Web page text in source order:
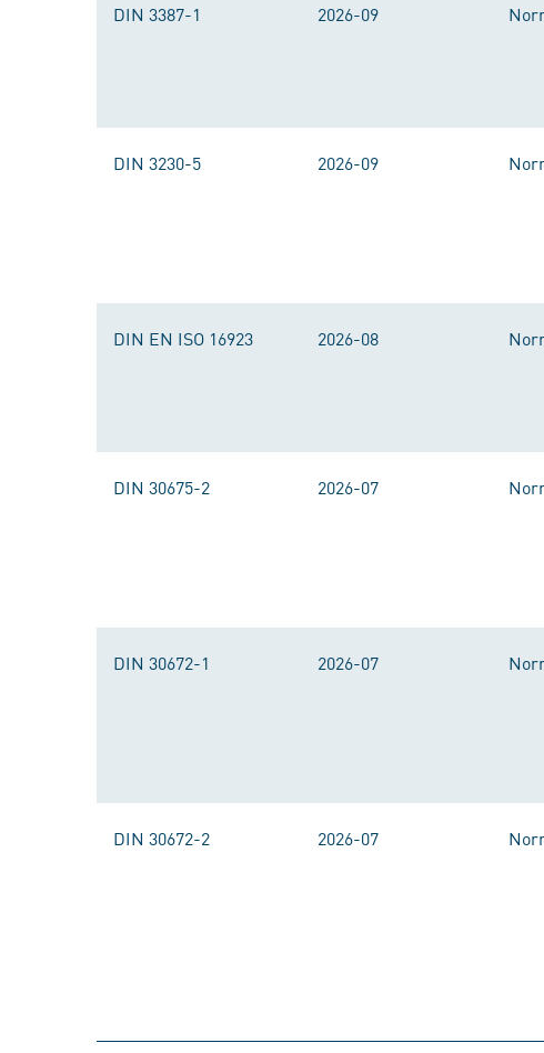
DIN 3387-1 2026-09
DIN 3230-5 2026-09
DIN EN ISO 16923 2026-08
DIN 30675-2 2026-07
DIN 30672-1 2026-07
DIN 30672-2 2026-07